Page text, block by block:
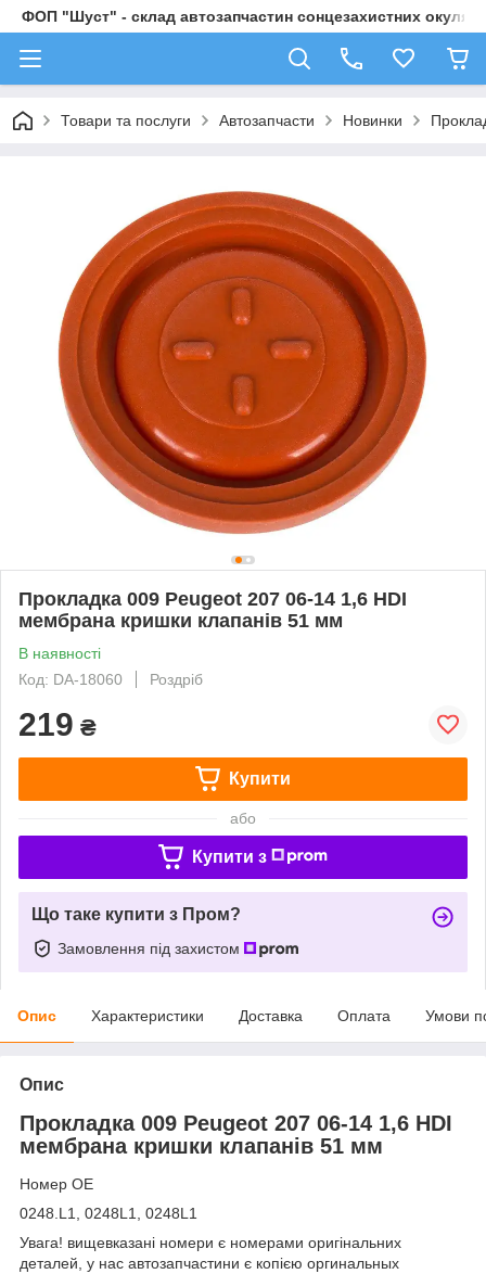
ФОП "Шуст" - склад автозапчастин сонцезахистних
Товари та послуги Автозапчасти Новинки
Прокладка 009 Peugeot 207 06-14 1,6 HDI
мембрана кришки клапанів 51 мм
В наявності
Код: DA-18060
Роздріб
219 ₴
Купити
або
Купити з
Що таке купити з Пром?
Замовлення під захистом
Опис Характеристики Доставка Оплата Умови
Опис
Прокладка 009 Peugeot 207 06-14 1,6 HDI
мембрана кришки клапанів 51 мм
Номер OE
0248.L1, 0248L1, 0248L1
Увага! вищевказані номери є номерами оригінальних
деталей, у нас автозапчастини є копією оргинальных